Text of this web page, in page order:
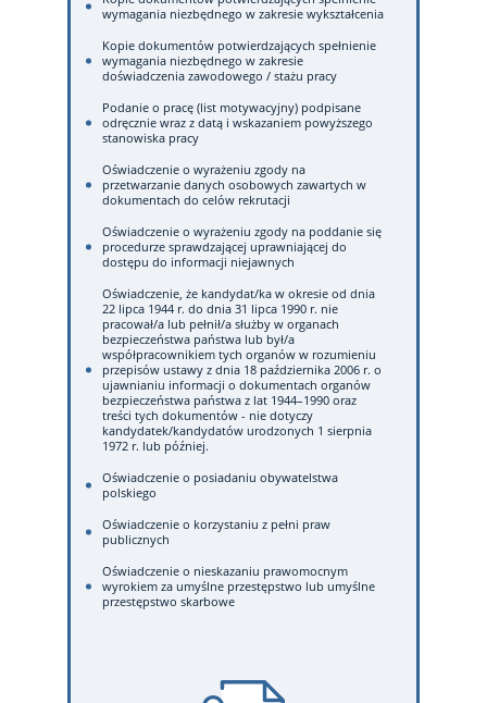
wymagania niezbędnego w zakresie wykształcenia
Kopie dokumentów potwierdzających spełnienie
wymagania niezbędnego w zakresie
doświadczenia zawodowego / stażu pracy
Podanie o pracę (list motywacyjny) podpisane
odręcznie wraz z datą i wskazaniem powyższego
stanowiska pracy
Oświadczenie o wyrażeniu zgody na
przetwarzanie danych osobowych zawartych w
dokumentach do celów rekrutacji
Oświadczenie o wyrażeniu zgody na poddanie się
procedurze sprawdzającej uprawniającej do
dostępu do informacji niejawnych
Oświadczenie, że kandydat/ka w okresie od dnia
22 lipca 1944 r. do dnia 31 lipca 1990 r. nie
pracował/a lub pełnił/a służby w organach
bezpieczeństwa państwa lub był/a
współpracownikiem tych organów w rozumieniu
przepisów ustawy z dnia 18 października 2006 r. o
ujawnianiu informacji o dokumentach organów
bezpieczeństwa państwa z lat 1944–1990 oraz
treści tych dokumentów - nie dotyczy
kandydatek/kandydatów urodzonych 1 sierpnia
1972 r. lub później.
Oświadczenie o posiadaniu obywatelstwa
polskiego
Oświadczenie o korzystaniu z pełni praw
publicznych
Oświadczenie o nieskazaniu prawomocnym
wyrokiem za umyślne przestępstwo lub umyślne
przestępstwo skarbowe